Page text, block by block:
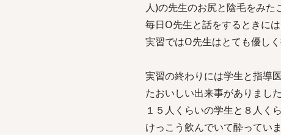
人)の先生のお尻と陰毛をみた
毎日O先生と話をするときに
実習ではO先生はとても優し
実習の終わりには学生と指導
たおいしい出来事がありました
１５人くらいの学生と８人く
けっこう飲んでいて酔ってい